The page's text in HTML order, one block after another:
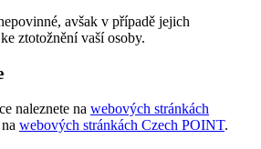
avšak v případě jejich
ztotožnění vaší osoby.
naleznete na webových stránkách
webových stránkách Czech POINT.